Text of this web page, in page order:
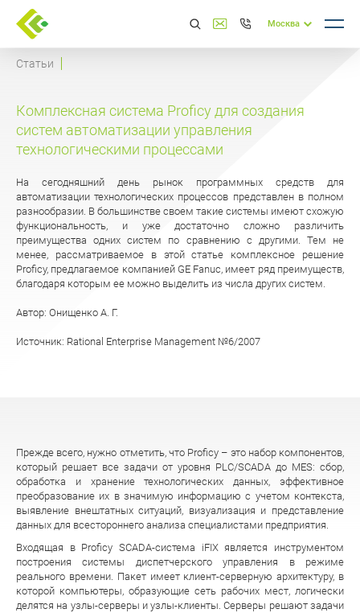
Москва
Статьи
Комплексная система Proficy для создания
систем автоматизации управления
технологическими процессами
На сегодняшний день рынок программных средств для
автоматизации технологических процессов представлен в полном
разнообразии. В большинстве своем такие системы имеют схожую
функциональность, и уже достаточно сложно различить
преимущества одних систем по сравнению с другими. Тем не
менее, рассматриваемое в этой статье комплексное решение
Proficy, предлагаемое компанией GE Fanuc, имеет ряд преимуществ,
благодаря которым ее можно выделить из числа других систем.
Автор: Онищенко А. Г.
Источник: Rational Enterprise Management №6/2007
Прежде всего, нужно отметить, что Proficy – это набор компонентов,
который решает все задачи от уровня PLC/SCADA до MES: сбор,
обработка и хранение технологических данных, эффективное
преобразование их в значимую информацию с учетом контекста,
выявление внештатных ситуаций, визуализация и представление
данных для всестороннего анализа специалистами предприятия.
Входящая в Proficy SCADA-система iFIX является инструментом
построения системы диспетчерского управления в режиме
реального времени. Пакет имеет клиент-серверную архитектуру, в
которой компьютеры, образующие сеть рабочих мест, логически
делятся на узлы-серверы и узлы-клиенты. Серверы решают задачи